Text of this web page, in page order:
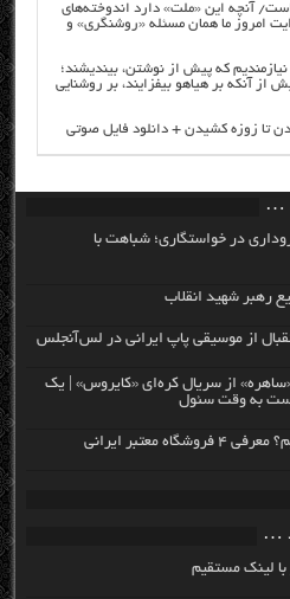
آنچه این «ملت» دارد اندوخته‌های
امروز ما همان مسئله «روشنگری» و
که پیش از نوشتن، بیندیشند؛
آنکه بر هیاهو بیفزایند، بر روشنایی
تا زوزه کشیدن + دانلود فایل صوتی
…
در خواستگاری؛ شباهت با
از موسیقی پاپ ایرانی در لس‌آنجلس
از سریال کره‌ای «کایروس» | یک
است به وقت سئول
معتبر ایرانی
…
لینک مستقیم